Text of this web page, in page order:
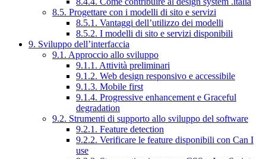
8.5. Progettare con i modelli di sito e servizi
8.5.1. Vantaggi dell’utilizzo dei modelli
8.5.2. I modelli di sito e servizi disponibili
9. Sviluppo dell’interfaccia
9.1. Approccio allo sviluppo
9.1.1. Attività preliminari
9.1.2. Web design responsivo e accessibile
9.1.3. Mobile first
9.1.4. Progressive enhancement e Graceful
degradation
9.2. Strumenti di supporto allo sviluppo del software
9.2.1. Feature detection
9.2.2. Verificare le feature disponibili con Can I
use